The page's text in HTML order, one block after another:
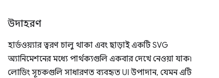
উদাহরণ
হার্ডওয়্যার ত্বরণ চালু থাকা এবং ছাড়াই একটি SVG
অ্যানিমেশনের মধ্যে পার্থক্যগুলি একবার দেখে নেওয়া যাক৷
লোডিং সূচকগুলি সাধারণত ব্যবহৃত UI উপাদান, যেমন এটি